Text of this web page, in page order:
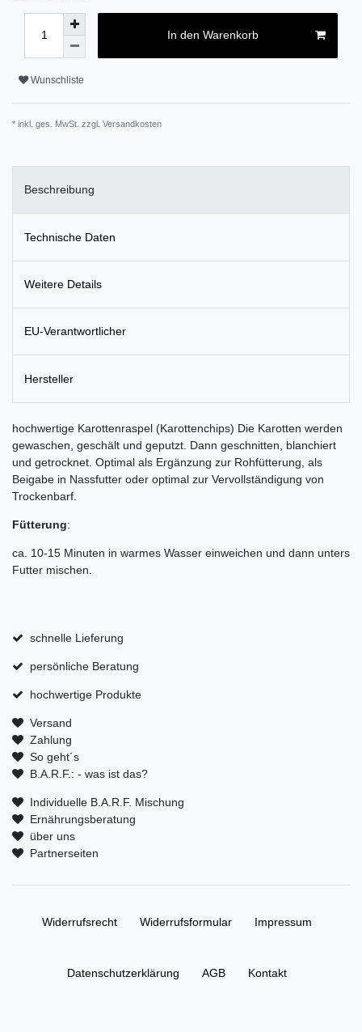
In den Warenkorb
Wunschliste
* inkl. ges. MwSt. zzgl. Versandkosten
Beschreibung
Technische Daten
Weitere Details
EU-Verantwortlicher
Hersteller
hochwertige Karottenraspel (Karottenchips) Die Karotten werden
gewaschen, geschält und geputzt. Dann geschnitten, blanchiert
und getrocknet. Optimal als Ergänzung zur Rohfütterung, als
Beigabe in Nassfutter oder optimal zur Vervollständigung von
Trockenbarf.
Fütterung:
ca. 10-15 Minuten in warmes Wasser einweichen und dann unters
Futter mischen.
schnelle Lieferung
persönliche Beratung
hochwertige Produkte
Versand
Zahlung
So geht´s
B.A.R.F.: - was ist das?
Individuelle B.A.R.F. Mischung
Ernährungsberatung
über uns
Partnerseiten
Widerrufs­recht Widerrufs­formular Impressum
Daten­schutz­erklärung AGB Kontakt